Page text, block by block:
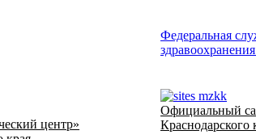
Федеральная
центр»
Официальный
Краснодарского